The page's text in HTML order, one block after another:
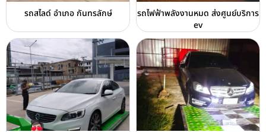
รถสไลด์ อำเภอ กันทรลักษ์
รถไฟฟ้าพลังงานหมด ส่งศูนย์บริการ
ev